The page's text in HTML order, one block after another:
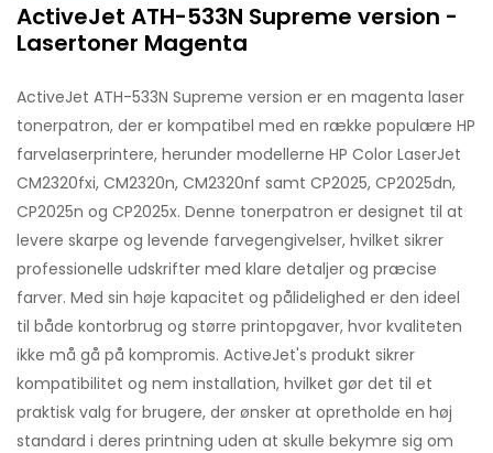
ActiveJet ATH-533N Supreme version -
Lasertoner Magenta
ActiveJet ATH-533N Supreme version er en magenta laser
tonerpatron, der er kompatibel med en række populære HP
farvelaserprintere, herunder modellerne HP Color LaserJet
CM2320fxi, CM2320n, CM2320nf samt CP2025, CP2025dn,
CP2025n og CP2025x. Denne tonerpatron er designet til at
levere skarpe og levende farvegengivelser, hvilket sikrer
professionelle udskrifter med klare detaljer og præcise
farver. Med sin høje kapacitet og pålidelighed er den ideel
til både kontorbrug og større printopgaver, hvor kvaliteten
ikke må gå på kompromis. ActiveJet's produkt sikrer
kompatibilitet og nem installation, hvilket gør det til et
praktisk valg for brugere, der ønsker at opretholde en høj
standard i deres printning uden at skulle bekymre sig om